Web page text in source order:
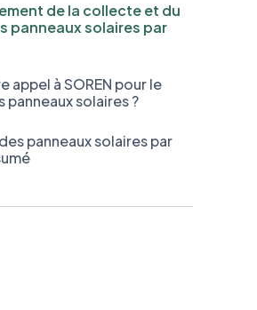
de la collecte et du
panneaux solaires par
appel à SOREN pour le
solaires ?
panneaux solaires par